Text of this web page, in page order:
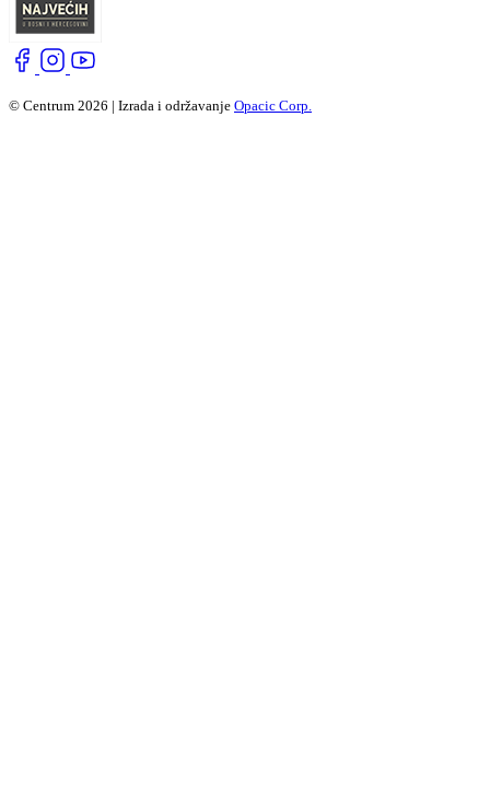
© Centrum 2026 | Izrada i održavanje Opacic Corp.